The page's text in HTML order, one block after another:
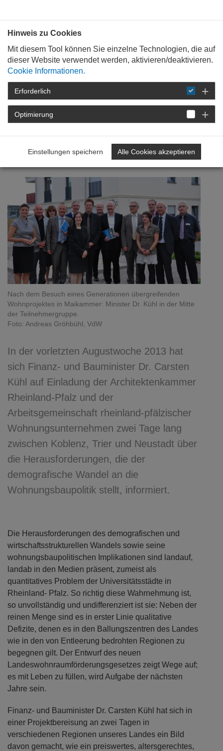
STARTSEITE
DETAIL
Tour d'horizon
Nach dem Besuch eines Generationen übergreifenden
Wohnprojektes in Maikammer: Minister Dr. Kühl in der Mitte
der Teilnehmergruppe.
Foto: Andreas Gröhbühl, VdW
In der vorletzten Augustwoche 2013 hat
sich Finanz- und Bauminister Dr. Carsten
Kühl auf Einladung der Architektenkammer
Rheinland-Pfalz und der
Arbeitsgemeinschaft rheinland-pfälzischer
Wohnungsunternehmen zwei Tage lang
zwischen Koblenz, Trier und Neustadt über
die Herausforderungen, die der
demografische Wandel an die
Wohnungsbaupolitik stellt, informiert.
Die Herausforderungen des demografischen und
wirtschaftsstrukturellen Wandels sowie seine
wohnungsbaupolitischen Implikationen sind landauf,
landab in den Medien präsent, zumeist als
quantitatives Problem der Universitätsstädte in
Rheinland- Pfalz. So richtig diese Wahrnehmung ist,
so unvollständig und undifferenziert ist sie: Neben der
reinen Menge sind es in erster Linie qualitative
Defizite, denen es in den Ballungszentren des Landes
wie in den von Entleerung bedrohten Regionen zu
begegnen gilt. Der Entwurf des neuen
Landeswohnraumförderungsgesetzes zeigt Wege auf;
es mit Leben zu füllen, wird Aufgabe der nächsten
Jahre sein.
Finanz- und Bauminister Dr. Carsten Kühl hat sich in
einer Projektbereisung an zwei Tagen in
verschiedenen Regionen unseres Landes ein Bild
davon gemacht, wie ein preiswertes, altersgerechtes,
Hinweis zu Cookies
Mit diesem Tool können Sie einzelne Technologien, die auf
dieser Website verwendet werden, aktivieren/deaktivieren.
Cookie Informationen.
Erforderlich
Optimierung
Einstellungen speichern Alle Cookies akzeptieren